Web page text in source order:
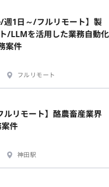
1日～/フルリモート】製
/LLMを活用した業務自動化
案件
フルリモート
リモート】酪農畜産業界
件
神田駅